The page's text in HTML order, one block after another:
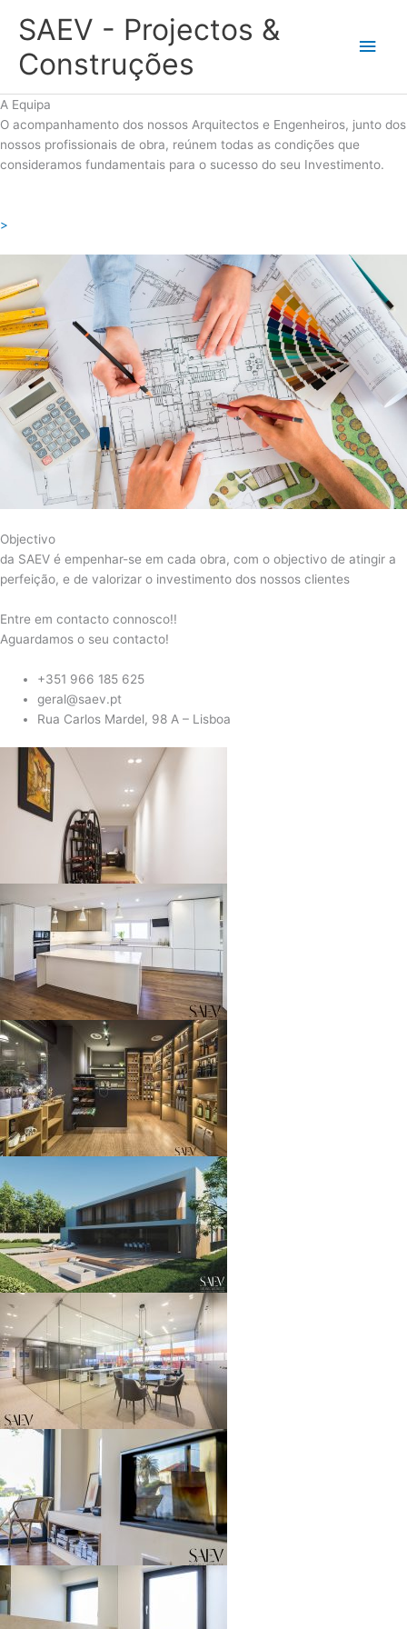
SAEV - Projectos &
Construções
Main
A Equipa
O acompanhamento dos nossos Arquitectos e Engenheiros, junto dos
nossos profissionais de obra, reúnem todas as condições que
consideramos fundamentais para o sucesso do seu Investimento.
>
Objectivo
da SAEV é empenhar-se em cada obra, com o objectivo de atingir a
perfeição, e de valorizar o investimento dos nossos clientes
Entre em contacto connosco!!
Aguardamos o seu contacto!
+351 966 185 625
geral@saev.pt
Rua Carlos Mardel, 98 A – Lisboa